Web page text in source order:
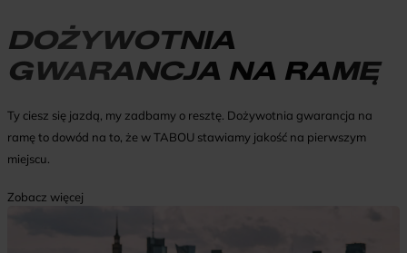
DOŻYWOTNIA
GWARANCJA NA RAMĘ
Ty ciesz się jazdą, my zadbamy o resztę. Dożywotnia gwarancja na
ramę to dowód na to, że w TABOU stawiamy jakość na pierwszym
miejscu.
Zobacz więcej